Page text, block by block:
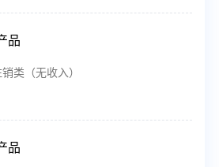
品
类（无收入）
品